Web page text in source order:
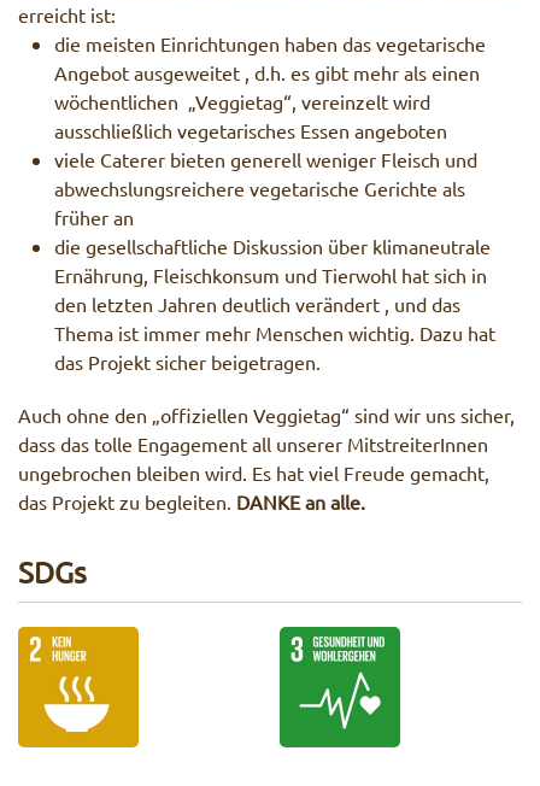
erreicht ist:
die meisten Einrichtungen haben das vegetarische
Angebot ausgeweitet , d.h. es gibt mehr als einen
wöchentlichen „Veggietag“, vereinzelt wird
ausschließlich vegetarisches Essen angeboten
viele Caterer bieten generell weniger Fleisch und
abwechslungsreichere vegetarische Gerichte als
früher an
die gesellschaftliche Diskussion über klimaneutrale
Ernährung, Fleischkonsum und Tierwohl hat sich in
den letzten Jahren deutlich verändert , und das
Thema ist immer mehr Menschen wichtig. Dazu hat
das Projekt sicher beigetragen.
Auch ohne den „offiziellen Veggietag“ sind wir uns sicher,
dass das tolle Engagement all unserer MitstreiterInnen
ungebrochen bleiben wird. Es hat viel Freude gemacht,
das Projekt zu begleiten. DANKE an alle.
SDGs